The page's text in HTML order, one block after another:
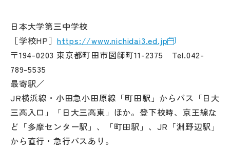
日本大学第三中学校
［学校HP］ https://www.nichidai3.ed.jp
〒194-0203 東京都町田市図師町11-2375 Tel.042-
789-5535
最寄駅／
JR横浜線・小田急小田原線「町田駅」からバス「日大
三高入口」「日大三高東」ほか。登下校時、京王線な
ど「多摩センター駅」、「町田駅」、JR「淵野辺駅」
から直行・急行バスあり。